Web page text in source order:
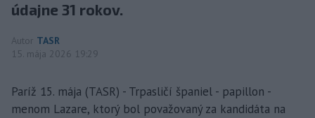
údajne 31 rokov.
Autor TASR
15. mája 2026 19:29
Paríž 15. mája (TASR) - Trpasličí španiel - papillon -
menom Lazare, ktorý bol považovaný za kandidáta na